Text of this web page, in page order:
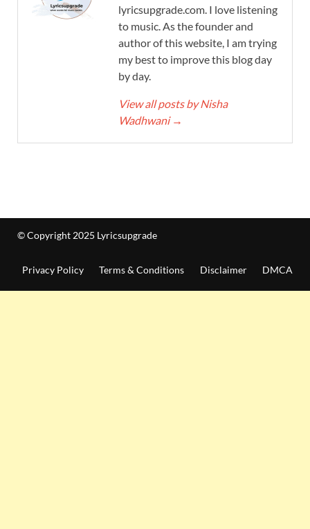
lyricsupgrade.com. I love listening
to music. As the founder and
author of this website, I am trying
my best to improve this blog day
by day.
View all posts by Nisha
Wadhwani →
© Copyright 2025 Lyricsupgrade
Privacy Policy Terms & Conditions Disclaimer DMCA